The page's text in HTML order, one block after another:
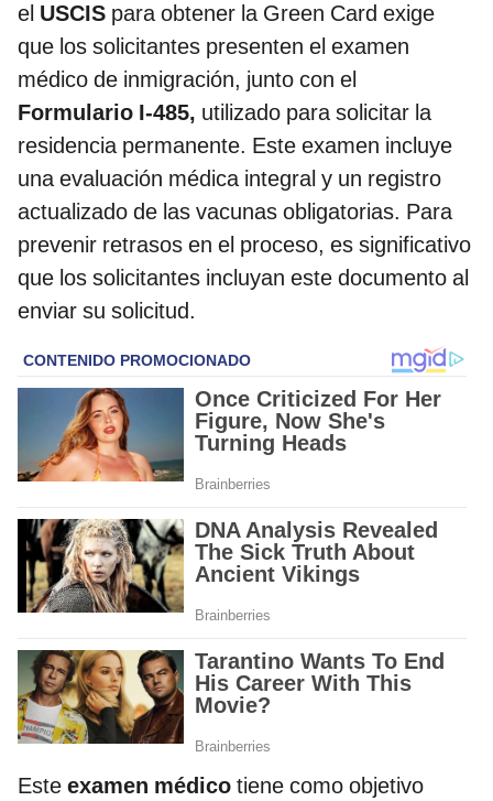
el USCIS para obtener la Green Card exige
que los solicitantes presenten el examen
médico de inmigración, junto con el
Formulario I-485, utilizado para solicitar la
residencia permanente. Este examen incluye
una evaluación médica integral y un registro
actualizado de las vacunas obligatorias. Para
prevenir retrasos en el proceso, es significativo
que los solicitantes incluyan este documento al
enviar su solicitud.
Este examen médico tiene como objetivo